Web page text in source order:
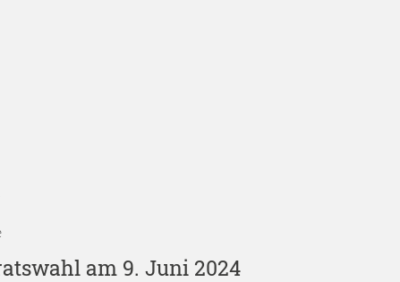
am 9. Juni 2024